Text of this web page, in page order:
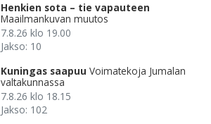
Henkien sota – tie vapauteen
Maailmankuvan muutos
7.8.26 klo 19.00
Jakso: 10
Kuningas saapuu Voimatekoja Jumalan
valtakunnassa
7.8.26 klo 18.15
Jakso: 102